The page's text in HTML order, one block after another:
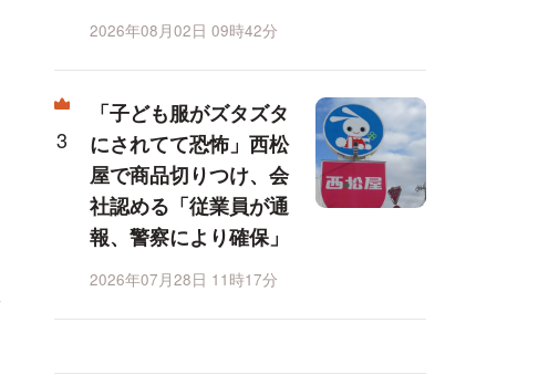
2026年08月02日 09時42分
「子ども服がズタズタ
にされてて恐怖」西松
屋で商品切りつけ、会
社認める「従業員が通
報、警察により確保」
2026年07月28日 11時17分